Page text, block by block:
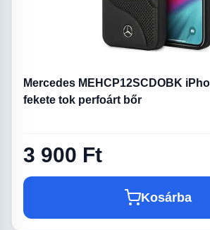
Mercedes MEHCP12SCDOBK
fekete tok perfoárt bőr
3 900 Ft
Kosárba